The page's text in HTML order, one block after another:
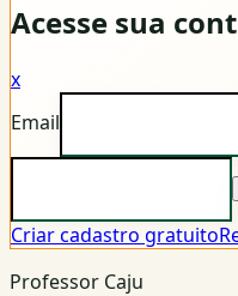
Acesse sua
x
Email
Criar cadastro gratuito
Professor Caju